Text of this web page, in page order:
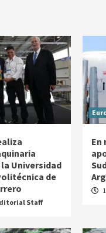
Universidad
de
Staff
En